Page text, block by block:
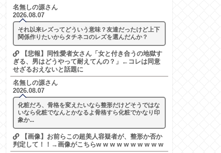
名無しの源さん
2026.08.07
それ以来レズってどういう意味？友達だったけど上下
関係作りたいからタチネコのレズを選んだんか？
【悲報】同性愛者女さん「女と付き合うの地獄す
ぎる、男はどうやって耐えてんの？」←コレは同意
せざるおえないと話題に
名無しの源さん
2026.08.07
化粧だろ、骨格を変えたいなら整形だけどそうではな
いなら化粧でなんとかなるよ骨格すら化粧でかなり印
象か...
【画像】お前らこの超美人容疑者が、整形か否か
判定して！！→画像がこちらw w w w w w w w w w